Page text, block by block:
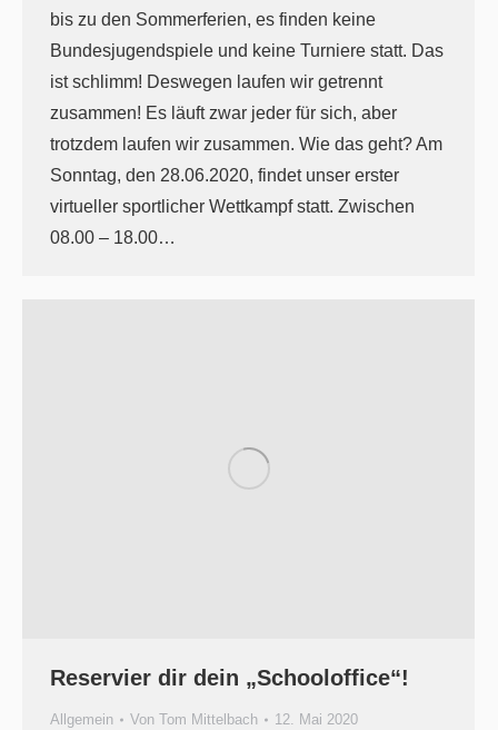
bis zu den Sommerferien, es finden keine
Bundesjugendspiele und keine Turniere statt. Das
ist schlimm! Deswegen laufen wir getrennt
zusammen! Es läuft zwar jeder für sich, aber
trotzdem laufen wir zusammen. Wie das geht? Am
Sonntag, den 28.06.2020, findet unser erster
virtueller sportlicher Wettkampf statt. Zwischen
08.00 – 18.00…
Reservier dir dein „Schooloffice“!
Allgemein Von Tom Mittelbach 12. Mai 2020